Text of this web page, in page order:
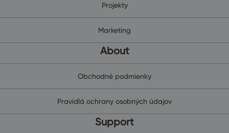
Projekty
Marketing
About
Obchodné podmienky
Pravidlá ochrany osobných údajov
Support